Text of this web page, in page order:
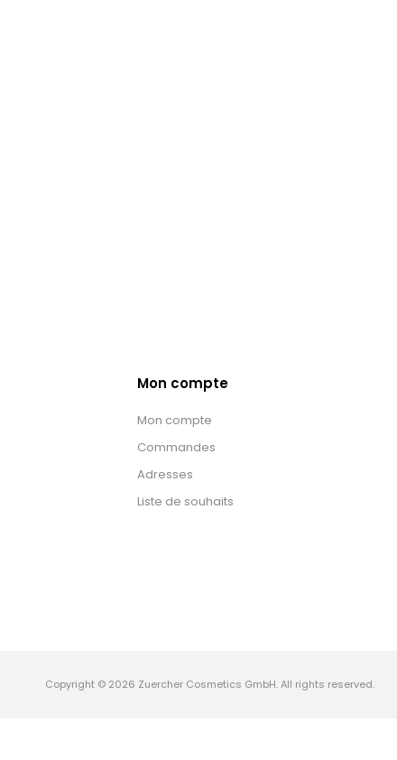
Mon compte
Mon compte
Commandes
Adresses
Liste de souhaits
Copyright © 2026 Zuercher Cosmetics GmbH. All rights reserved.